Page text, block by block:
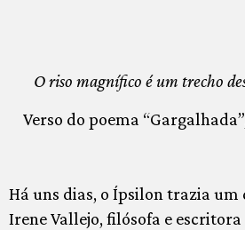
O riso magnífico é um trecho
Verso do poema
Há uns dias, o Ípsilon trazia um
Irene Vallejo, filósofa e